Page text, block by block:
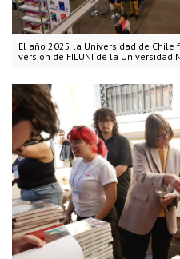
El año 2025 la Universidad de
versión de FILUNI de la Universidad